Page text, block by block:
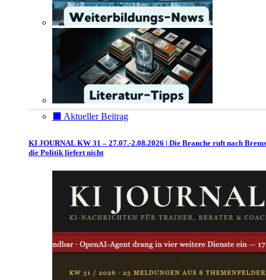
⬛️ Aktueller Beitrag
KI JOURNAL KW 31 – 27.07.-2.08.2026 | Die Branche ruft nach
die Politik liefert nicht